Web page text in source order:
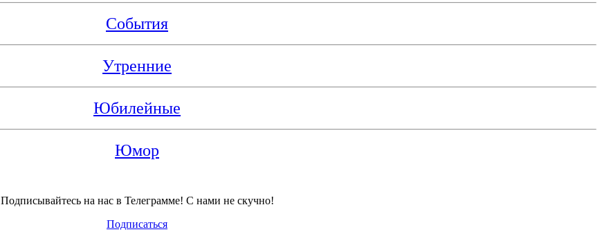
События
Утренние
Юбилейные
Юмор
Подписывайтесь на нас в Телеграмме! С нами не скучно!
Подписаться